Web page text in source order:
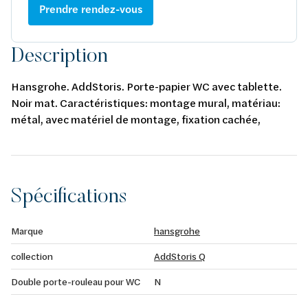
Prendre rendez-vous
Description
Hansgrohe. AddStoris. Porte-papier WC avec tablette.
Noir mat. Caractéristiques: montage mural, matériau:
métal, avec matériel de montage, fixation cachée,
perçage: 6 mm.
Spécifications
Marque
hansgrohe
collection
AddStoris Q
Double porte-rouleau pour WC
N